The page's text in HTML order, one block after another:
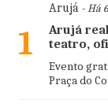
1
Arujá- Há
Arujá
teatro,
Evento
Praça do